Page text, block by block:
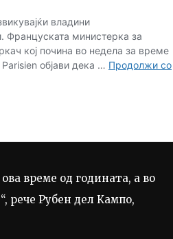
време од годината, а во
рече Рубен дел Кампо,